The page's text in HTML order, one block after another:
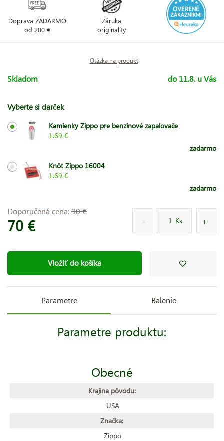
Doprava ZADARMO
od 200 €
Záruka
originality
Otázka na produkt
Skladom do 11.8. u Vás
Vyberte si darček
Kamienky Zippo pre benzinové zapalovače
1.69 €
zadarmo
Knôt Zippo 16004
1.69 €
zadarmo
Doporučená cena:90 €
70 € Ks
Vložiť do košíka
Parametre Balenie
Parametre produktu:
Obecné
Krajina pôvodu:
USA
Značka:
Zippo